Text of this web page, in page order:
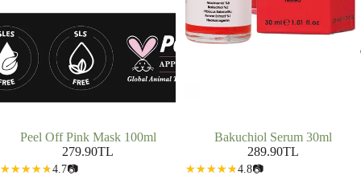
Peel Off Pink Mask 100ml
279.90TL
4.7📷
Bakuchiol Serum 30ml
289.90TL
4.8📷